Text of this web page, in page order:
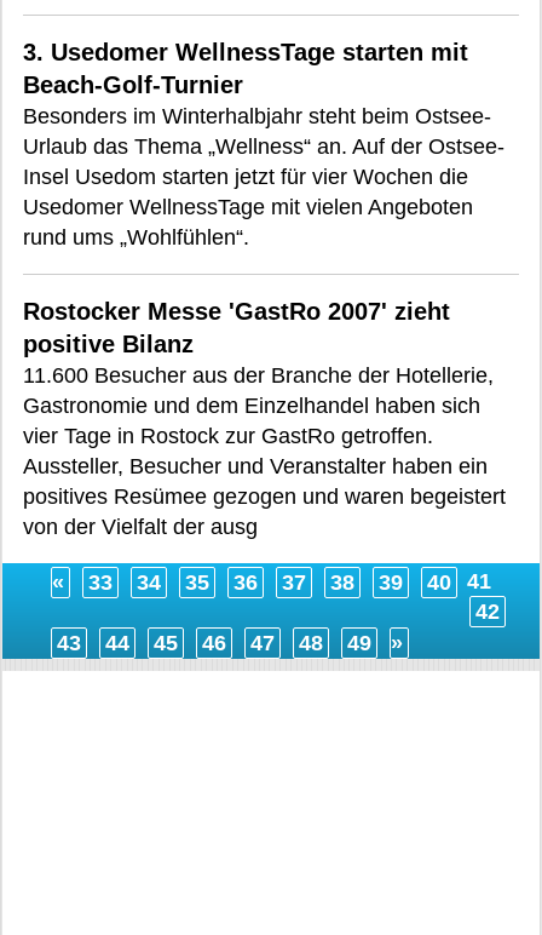
3. Usedomer WellnessTage starten mit
Beach-Golf-Turnier
Besonders im Winterhalbjahr steht beim Ostsee-
Urlaub das Thema „Wellness“ an. Auf der Ostsee-
Insel Usedom starten jetzt für vier Wochen die
Usedomer WellnessTage mit vielen Angeboten
rund ums „Wohlfühlen“.
Rostocker Messe 'GastRo 2007' zieht
positive Bilanz
11.600 Besucher aus der Branche der Hotellerie,
Gastronomie und dem Einzelhandel haben sich
vier Tage in Rostock zur GastRo getroffen.
Aussteller, Besucher und Veranstalter haben ein
positives Resümee gezogen und waren begeistert
von der Vielfalt der ausg
« 33 34 35 36 37 38 39 40
41
42
43
44 45 46 47 48 49 »